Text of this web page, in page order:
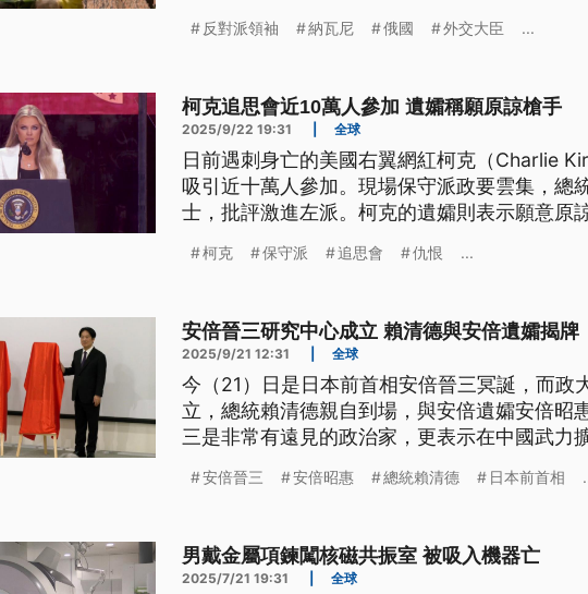
反對派領袖 納瓦尼 俄國 外交大臣 ...
柯克追思會近10萬人參加 遺孀稱願原諒槍手
2025/9/22 19:31 全球
日前遇刺身亡的美國右翼網紅柯克（Charlie
吸引近十萬人參加。現場保守派政要雲集，總
士，批評激進左派。柯克的遺孀則表示願意原
柯克 保守派 追思會 仇恨 ...
安倍晉三研究中心成立 賴清德與安倍遺孀揭牌
2025/9/21 12:31 全球
今（21）日是日本前首相安倍晉三冥誕，而政
立，總統賴清德親自到場，與安倍遺孀安倍昭
三是非常有遠見的政治家，更表示在中國武力
安倍晉三 安倍昭惠 總統賴清德 日本前首相
男戴金屬項鍊闖核磁共振室 被吸入機器亡
2025/7/21 19:31 全球